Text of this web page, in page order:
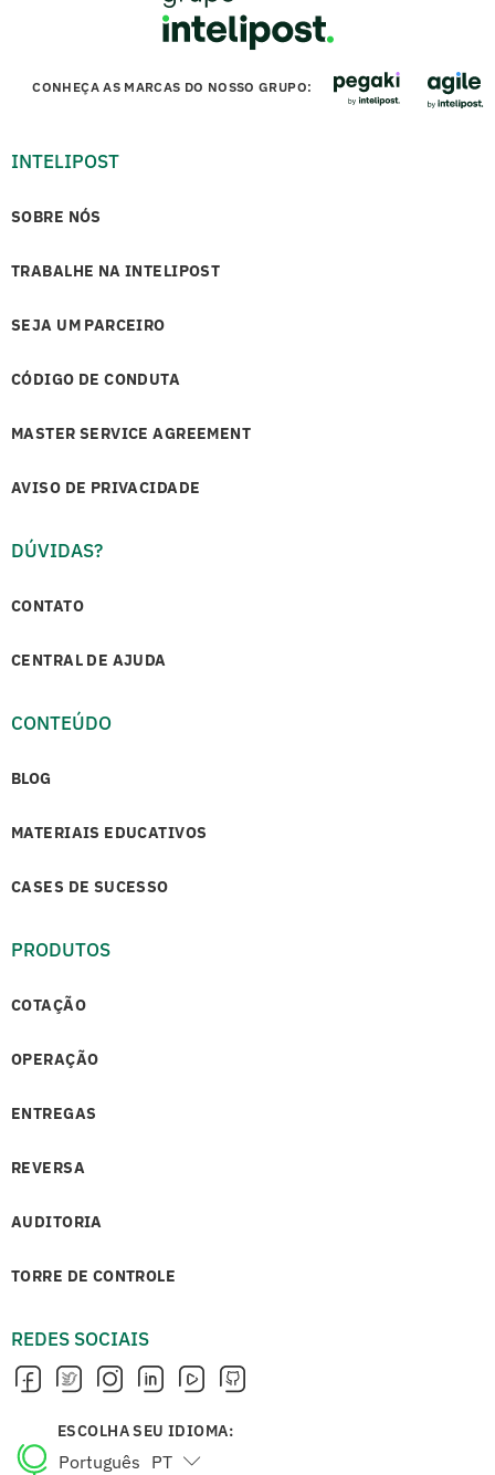
CONHEÇA AS MARCAS DO NOSSO GRUPO:
INTELIPOST
SOBRE NÓS
TRABALHE NA INTELIPOST
SEJA UM PARCEIRO
CÓDIGO DE CONDUTA
MASTER SERVICE AGREEMENT
AVISO DE PRIVACIDADE
DÚVIDAS?
CONTATO
CENTRAL DE AJUDA
CONTEÚDO
BLOG
MATERIAIS EDUCATIVOS
CASES DE SUCESSO
PRODUTOS
COTAÇÃO
OPERAÇÃO
ENTREGAS
REVERSA
AUDITORIA
TORRE DE CONTROLE
REDES SOCIAIS
ESCOLHA SEU IDIOMA:
Português PT
English EN